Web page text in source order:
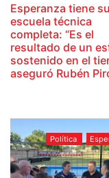
Esperanza tiene su
escuela técnica
completa: “Es el
resultado de un
sostenido en el
aseguró Rubén
Política